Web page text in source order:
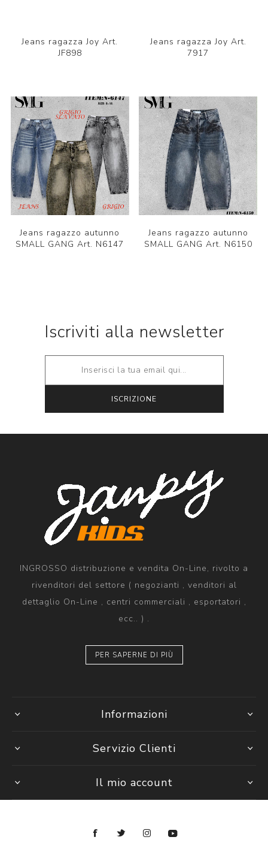
Jeans ragazza Joy Art.
JF898
Jeans ragazza Joy Art.
7917
Jeans ragazzo autunno
SMALL GANG Art. N6147
Jeans ragazzo autunno
SMALL GANG Art. N6150
Iscriviti alla newsletter
INGROSSO distribuzione e vendita On-Line, rivolto a
rivenditori del settore ( negozianti , venditori al
dettaglio On-Line , centri commerciali , esportatori ,
ecc.. ) .
PER SAPERNE DI PIÙ
Informazioni
Servizio Clienti
Il mio account